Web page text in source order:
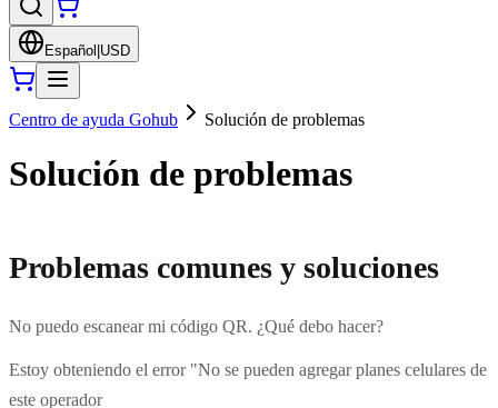
Español USD
Centro de ayuda Gohub Solución de problemas
Solución de problemas
Problemas comunes y soluciones
No puedo escanear mi código QR. ¿Qué debo hacer?
Estoy obteniendo el error "No se pueden agregar planes celulares de
este operador